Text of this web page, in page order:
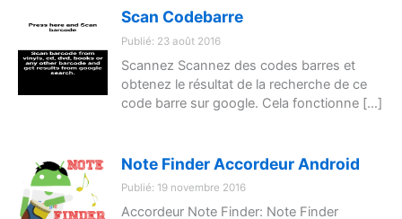
Scan Codebarre
Publié: 23 août 2016
Scannez Scannez des codes barres et
obtenez le résultat de la recherche de ce
code barre sur google. Cela fonctionne […]
Note Finder Accordeur Android
Publié: 19 novembre 2016
Accordeur Note Finder: Note Finder